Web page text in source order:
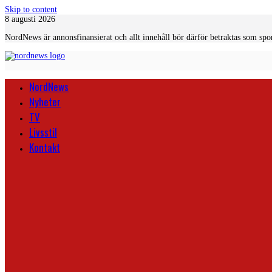
Skip to content
8 augusti 2026
NordNews är annonsfinansierat och allt innehåll bör därför betraktas som
NordNews
Nyheter
TV
Livsstil
Kontakt